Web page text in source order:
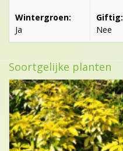
Wintergroen:
Ja
Giftig:
Nee
Soortgelijke planten